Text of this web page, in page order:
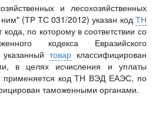
и лесохозяйственных
ним" (ТР ТС 031/2012) указан код ТН
по которому в соответствии со
кодекса Евразийского
товарклассифицирован
в целях исчисления и уплаты
применяется код ТН ВЭД ЕАЭС, по
таможенными органами.